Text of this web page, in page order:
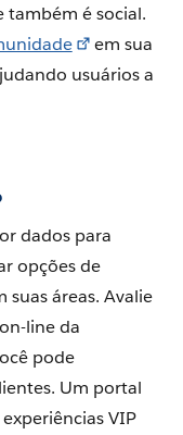
também é social.
em sua
usuários a
dados para
opções de
áreas. Avalie
line da
pode
Um portal
VIP